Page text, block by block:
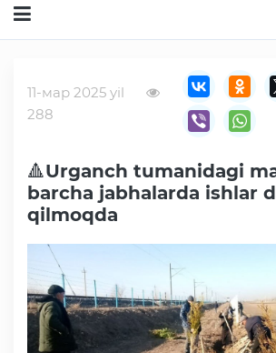
Analitik hisobot va tahlillar
Faoliyat
Media
Statistik va tahliliy axborotlar
11-мар 2025 yil
288
🔺Urganch tumanidagi
barcha jabhalarda ishlar
qilmoqda